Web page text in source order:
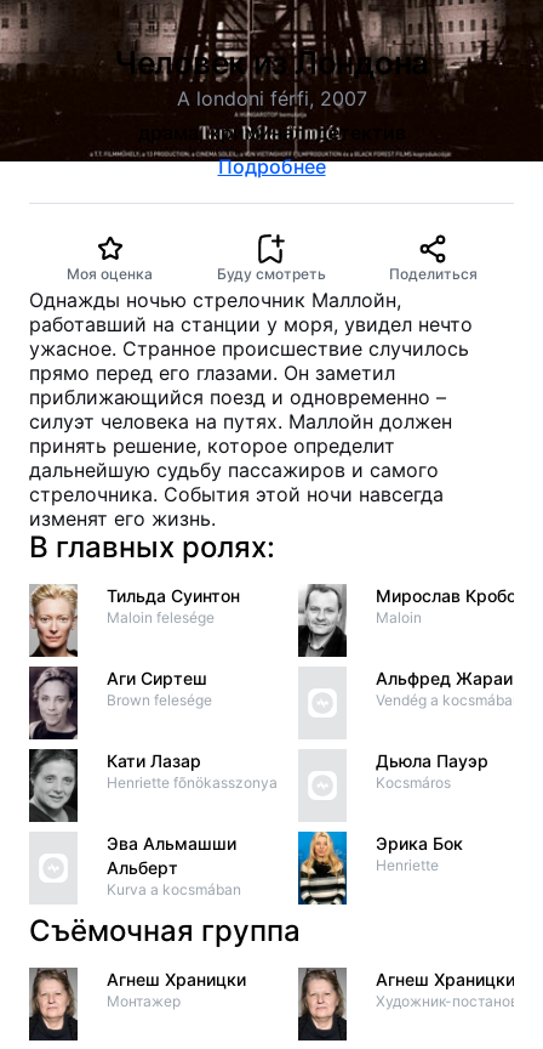
Человек из Лондона
A londoni férfi, 2007
драма, криминал, детектив
Подробнее
Моя оценка Буду смотреть Поделиться
Однажды ночью стрелочник Маллойн,
работавший на станции у моря, увидел нечто
ужасное. Странное происшествие случилось
прямо перед его глазами. Он заметил
приближающийся поезд и одновременно –
силуэт человека на путях. Маллойн должен
принять решение, которое определит
дальнейшую судьбу пассажиров и самого
стрелочника. События этой ночи навсегда
изменят его жизнь.
В главных ролях:
Тильда Суинтон
Maloin felesége
Аги Сиртеш
Brown felesége
Кати Лазар
Henriette fõnökasszonya
Эва Альмашши
Альберт
Kurva a kocsmában
Мирослав Кробот
Maloin
Альфред Жараи
Vendég a kocsmában 2
Дьюла Пауэр
Kocsmáros
Эрика Бок
Henriette
Съёмочная группа
Агнеш Храницки
Монтажер
Агнеш Храницки
Художник-